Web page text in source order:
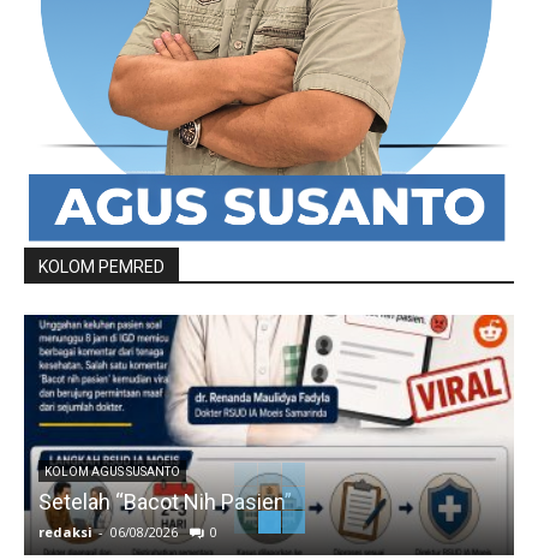
KOLOM PEMRED
KOLOM AGUS SUSANTO
Setelah “Bacot Nih Pasien”
redaksi - 06/08/2026 0